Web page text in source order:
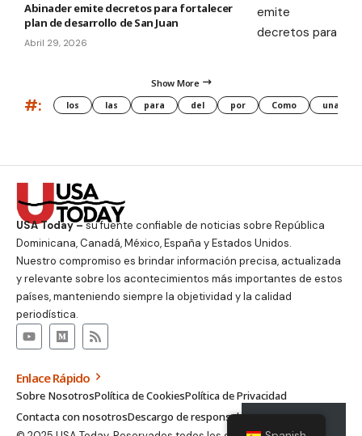
Abinader emite decretos para fortalecer
plan de desarrollo de San Juan
Abril 29, 2026
Show More
#: los las para del por Como una
USA Today –su fuente confiable de noticias sobre República
Dominicana, Canadá, México, España y Estados Unidos.
Nuestro compromiso es brindar información precisa, actualizada
y relevante sobre los acontecimientos más importantes de estos
países, manteniendo siempre la objetividad y la calidad
periodística.
Enlace Rápido
Sobre NosotrosPolítica de CookiesPolítica de Privacidad
Contacta con nosotrosDescargo de responsabilidad